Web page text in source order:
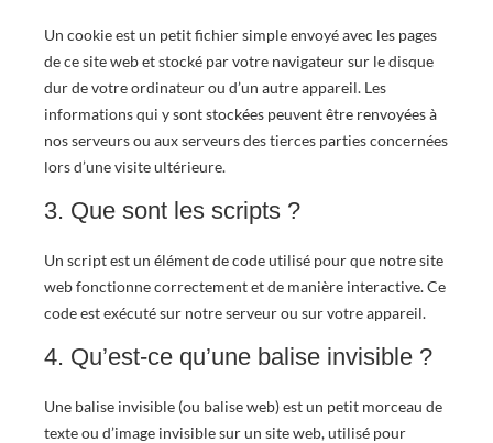
Un cookie est un petit fichier simple envoyé avec les pages
de ce site web et stocké par votre navigateur sur le disque
dur de votre ordinateur ou d’un autre appareil. Les
informations qui y sont stockées peuvent être renvoyées à
nos serveurs ou aux serveurs des tierces parties concernées
lors d’une visite ultérieure.
3. Que sont les scripts ?
Un script est un élément de code utilisé pour que notre site
web fonctionne correctement et de manière interactive. Ce
code est exécuté sur notre serveur ou sur votre appareil.
4. Qu’est-ce qu’une balise invisible ?
Une balise invisible (ou balise web) est un petit morceau de
texte ou d’image invisible sur un site web, utilisé pour